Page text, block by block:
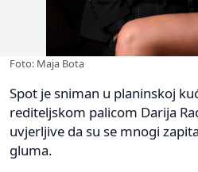
Foto: Maja Bota
Spot je sniman u planinskoj
rediteljskom palicom Darija
uvjerljive da su se mnogi
gluma.